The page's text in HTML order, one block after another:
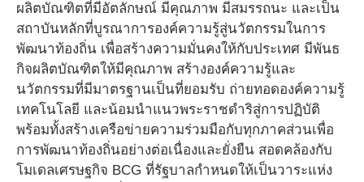
ผลิตบัณฑิตที่มีอัตลักษณ์ มีคุณภาพ มีสมรรถนะ และเป็น
สถาบันหลักที่บูรณาการองค์ความรู้สู่นวัตกรรมในการ
พัฒนาท้องถิ่น เพื่อสร้างความมั่นคงให้กับประเทศ มีพันธ
กิจผลิตบัณฑิตให้มีคุณภาพ สร้างองค์ความรู้และ
นวัตกรรมที่มีมาตรฐานเป็นที่ยอมรับ ถ่ายทอดองค์ความรู้
เทคโนโลยี และน้อมนำแนวพระราชดำริสู่การปฏิบัติ
พร้อมทั้งสร้างเครือข่ายความร่วมมือกับทุกภาคส่วนเพื่อ
การพัฒนาท้องถิ่นอย่างต่อเนื่องและยั่งยืน สอดคล้องกับ
โมเดลเศรษฐกิจ BCG ที่รัฐบาลกำหนดให้เป็นวาระแห่ง